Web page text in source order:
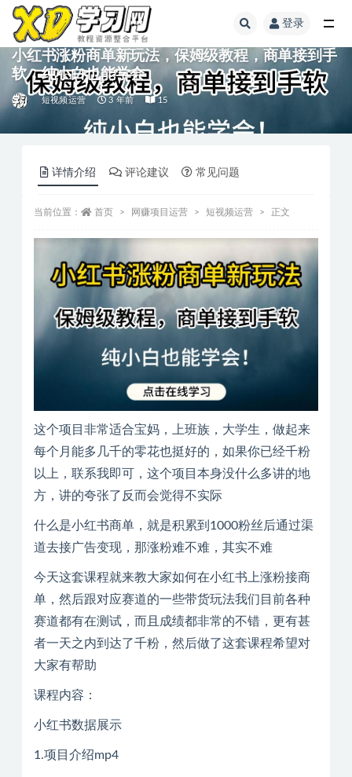
登录
小红书涨粉商单新玩法，保姆级教程，商单接到手
软，纯小白也能学会
短视频运营 3 年前 15
详情介绍 评论建议 常见问题
当前位置： 首页 网赚项目运营 短视频运营 正文
这个项目非常适合宝妈，上班族，大学生，做起来
每个月能多几千的零花也挺好的，如果你已经千粉
以上，联系我即可，这个项目本身没什么多讲的地
方，讲的夸张了反而会觉得不实际
什么是小红书商单，就是积累到1000粉丝后通过渠
道去接广告变现，那涨粉难不难，其实不难
今天这套课程就来教大家如何在小红书上涨粉接商
单，然后跟对应赛道的一些带货玩法我们目前各种
赛道都有在测试，而且成绩都非常的不错，更有甚
者一天之内到达了千粉，然后做了这套课程希望对
大家有帮助
课程内容：
小红书数据展示
1.项目介绍mp4